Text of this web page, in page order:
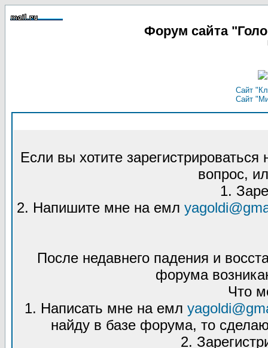
Форум сайта
Сайт
Сайт
Если вы хотите
вопрос,
1.
2. Напишите мне на емл
После недавнего падения и
форума
Что
1. Написать мне на емл
найду в базе форума, то
2.